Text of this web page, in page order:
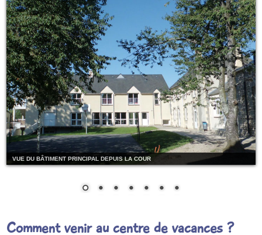
VUE DU BÂTIMENT PRINCIPAL DEPUIS LA COUR
Comment venir au centre de vacances ?